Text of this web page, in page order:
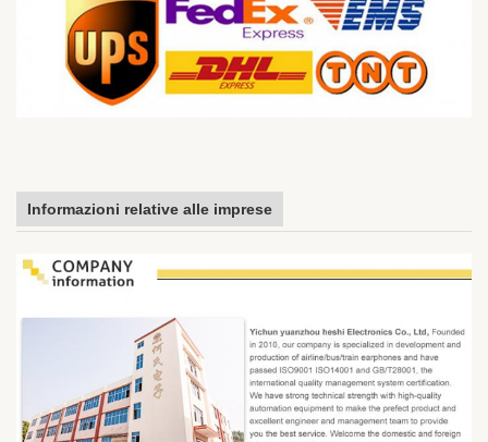
Informazioni relative alle imprese